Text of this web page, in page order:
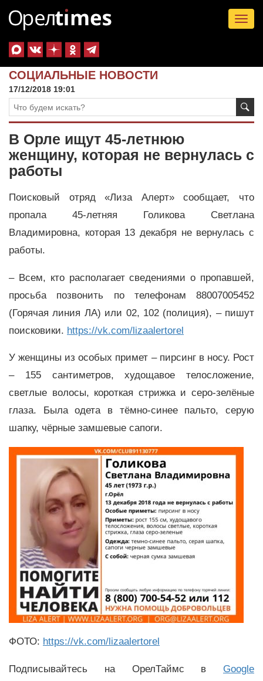
СОЦИАЛЬНЫЕ НОВОСТИ
17/12/2018 19:01
В Орле ищут 45-летнюю
женщину, которая не вернулась с
работы
Поисковый отряд «Лиза Алерт» сообщает, что
пропала 45-летняя Голикова Светлана
Владимировна, которая 13 декабря не вернулась с
работы.
– Всем, кто располагает сведениями о пропавшей,
просьба позвонить по телефонам 88007005452
(Горячая линия ЛА) или 02, 102 (полиция), – пишут
поисковики. https://vk.com/lizaalertorel
У женщины из особых примет – пирсинг в носу. Рост
– 155 сантиметров, худощавое телосложение,
светлые волосы, короткая стрижка и серо-зелёные
глаза. Была одета в тёмно-синее пальто, серую
шапку, чёрные замшевые сапоги.
ФОТО: https://vk.com/lizaalertorel
Подписывайтесь на ОрелТаймс в Google